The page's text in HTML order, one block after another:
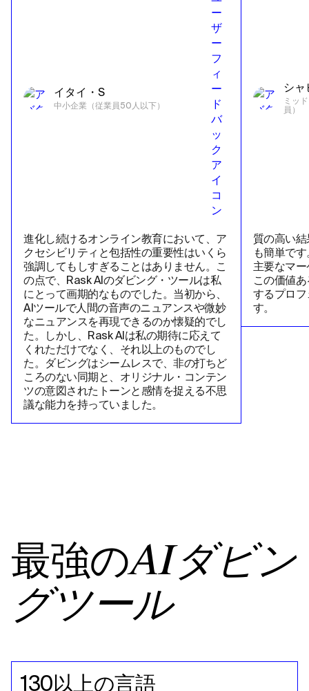
イタイ・S
中小企業（従業員50人以下）
進化し続けるオンライン教育において、ア
クセシビリティと包括性の重要性はいくら
強調してもしすぎることはありません。こ
の点で、Rask AIのダビング・ツールは私
にとって画期的なものでした。当初から、
AIツールで人間の音声のニュアンスや微妙
なニュアンスを再現できるのか懐疑的でし
た。しかし、Rask AIは私の期待に応えて
くれただけでなく、それ以上のものでし
た。ダビングはシームレスで、非の打ちど
ころのない同期と、オリジナル・コンテン
ツの意図されたトーンと感情を捉える不思
議な能力を持っていました。
シャ
ミッ
員）
質の高い
も簡単で
主要なマ
この価値
するプロ
す。
最強のAIダビン
グツール
130以上の言語